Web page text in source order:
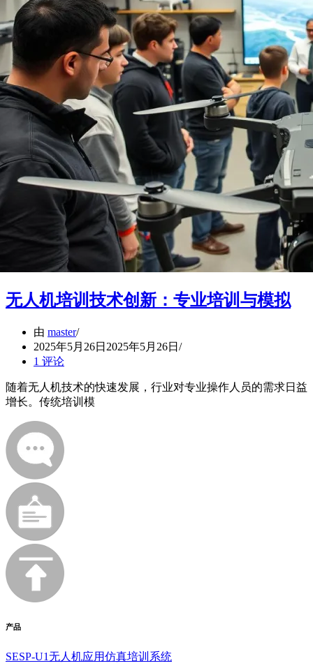
无人机培训技术创新：专业培训与模拟
由 master
2025年5月26日 2025年5月26日
1 评论
随着无人机技术的快速发展，行业对专业操作人员的需求日益
增长。传统培训模
产品
SESP-U1无人机应用仿真培训系统